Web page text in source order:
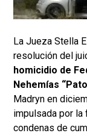
La Jueza Stella
resolución del
homicidio de
Nehemías
Madryn en
impulsada por la
condenas de